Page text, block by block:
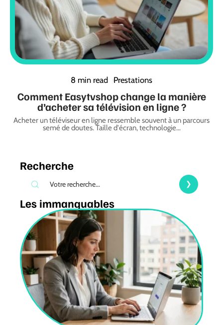
8 min read Prestations
Comment Easytvshop change la manière
d’acheter sa télévision en ligne ?
Acheter un téléviseur en ligne ressemble souvent à un parcours
semé de doutes. Taille d'écran, technologie…
Recherche
Les immanquables